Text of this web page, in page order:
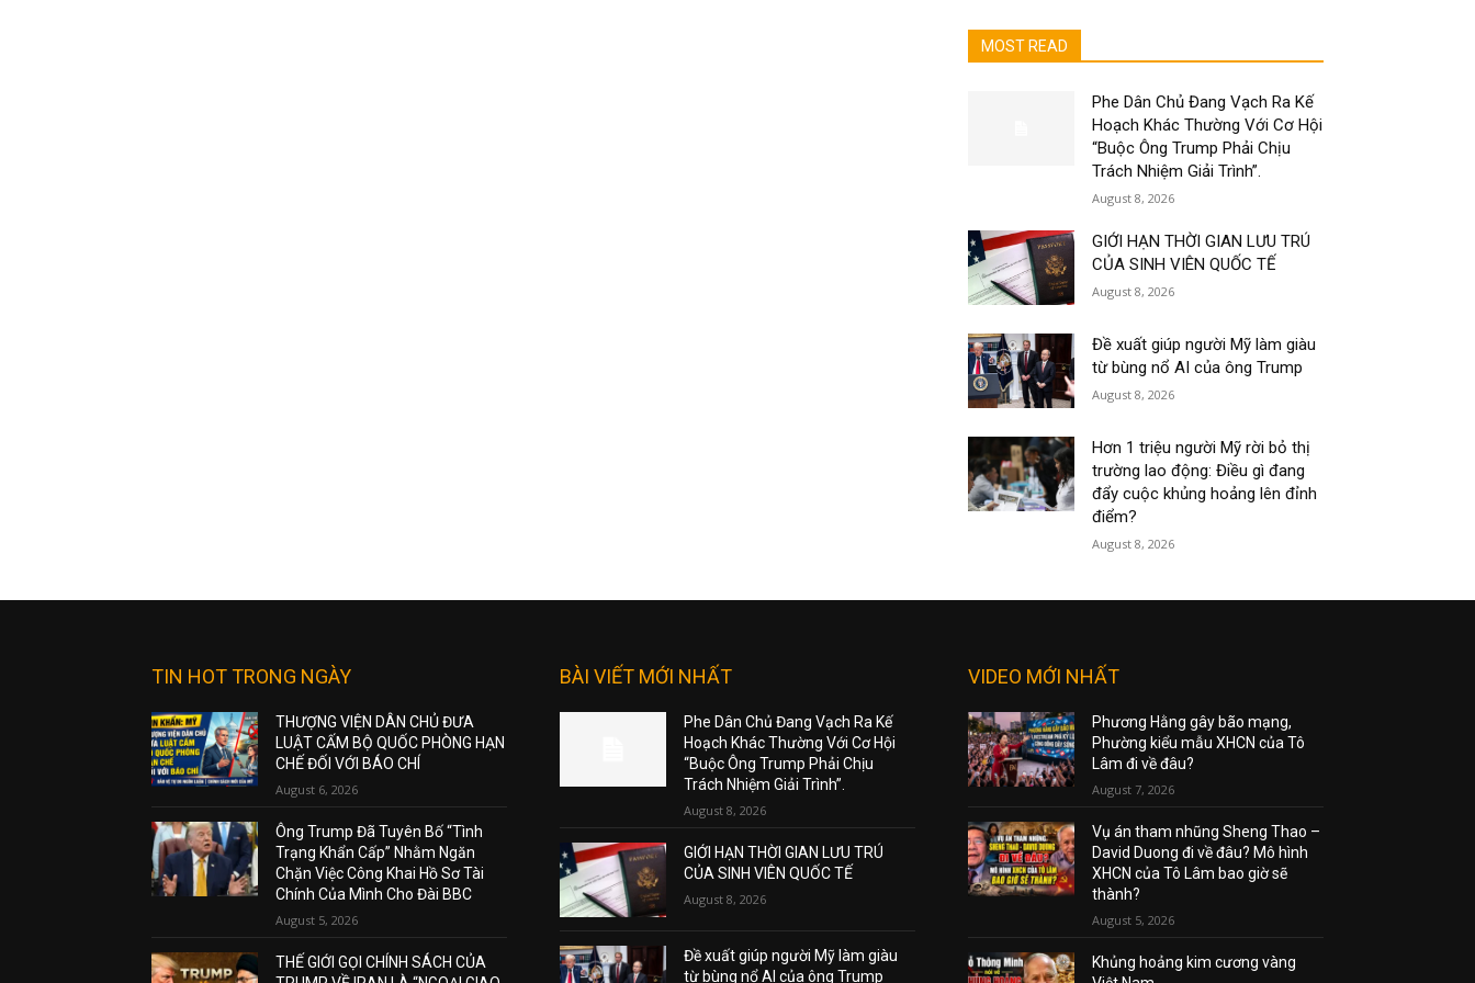
MOST READ
Phe Dân Chủ Đang Vạch Ra Kế
Hoạch Khác Thường Với Cơ Hội
“Buộc Ông Trump Phải Chịu
Trách Nhiệm Giải Trình”.
August 8, 2026
GIỚI HẠN THỜI GIAN LƯU TRÚ
CỦA SINH VIÊN QUỐC TẾ
August 8, 2026
Đề xuất giúp người Mỹ làm giàu
từ bùng nổ AI của ông Trump
August 8, 2026
Hơn 1 triệu người Mỹ rời bỏ thị
trường lao động: Điều gì đang
đẩy cuộc khủng hoảng lên đỉnh
điểm?
August 8, 2026
TIN HOT TRONG NGÀY
THƯỢNG VIỆN DÂN CHỦ ĐƯA
LUẬT CẤM BỘ QUỐC PHÒNG HẠN
CHẾ ĐỐI VỚI BÁO CHÍ
August 6, 2026
Ông Trump Đã Tuyên Bố “Tình
Trạng Khẩn Cấp” Nhằm Ngăn
Chặn Việc Công Khai Hồ Sơ Tài
Chính Của Mình Cho Đài BBC
August 5, 2026
THẾ GIỚI GỌI CHÍNH SÁCH CỦA
BÀI VIẾT MỚI NHẤT
Phe Dân Chủ Đang Vạch Ra Kế
Hoạch Khác Thường Với Cơ Hội
“Buộc Ông Trump Phải Chịu
Trách Nhiệm Giải Trình”.
August 8, 2026
GIỚI HẠN THỜI GIAN LƯU TRÚ
CỦA SINH VIÊN QUỐC TẾ
August 8, 2026
Đề xuất giúp người Mỹ làm giàu
từ bùng nổ AI của ông Trump
VIDEO MỚI NHẤT
Phương Hằng gây bão mạng,
Phường kiểu mẫu XHCN của Tô
Lâm đi về đâu?
August 7, 2026
Vụ án tham nhũng Sheng Thao –
David Duong đi về đâu? Mô hình
XHCN của Tô Lâm bao giờ sẽ
thành?
August 5, 2026
Khủng hoảng kim cương vàng